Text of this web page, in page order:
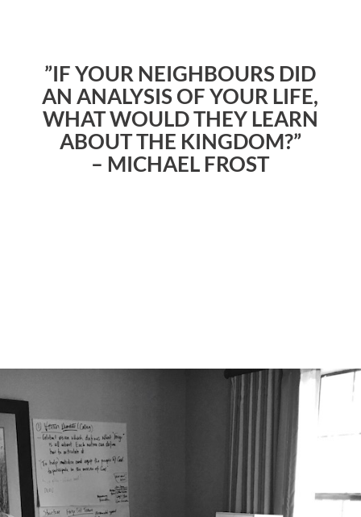
”IF YOUR NEIGHBOURS DID
AN ANALYSIS OF YOUR LIFE,
WHAT WOULD THEY LEARN
ABOUT THE KINGDOM?”
– MICHAEL FROST